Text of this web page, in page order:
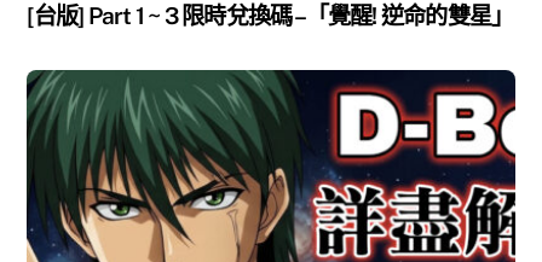
[台版] Part 1 ~ 3 限時兌換碼 –「覺醒! 逆命的雙星」